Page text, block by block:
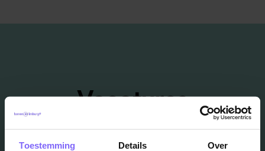
Toestemming Details Over
Vacatures
in je mailbox?